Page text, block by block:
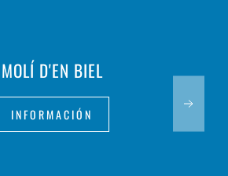
MOLÍ D'EN BIEL
INFORMACIÓN